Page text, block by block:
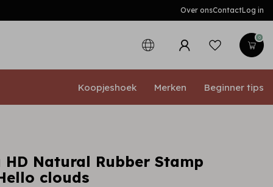
Over onsContactLog in
0
Koopjeshoek Merken Beginner tips
Natural Rubber Stamp
clouds